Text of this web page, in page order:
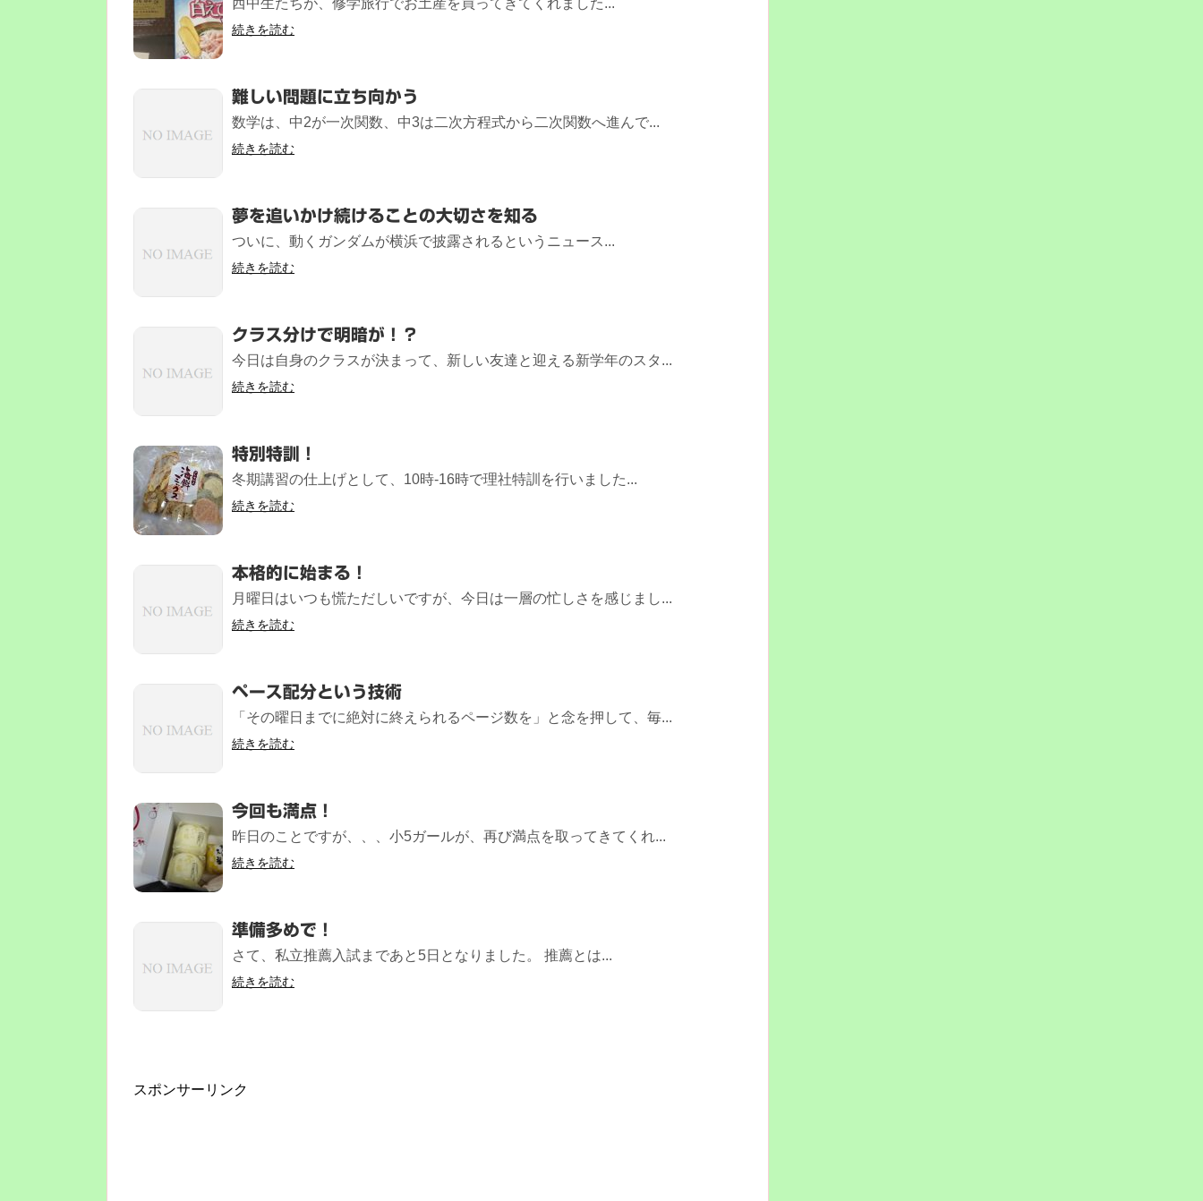
西中生たちが、修学旅行でお土産を買ってきてくれました...
続きを読む
難しい問題に立ち向かう
数学は、中2が一次関数、中3は二次方程式から二次関数へ進んで...
続きを読む
夢を追いかけ続けることの大切さを知る
ついに、動くガンダムが横浜で披露されるというニュース...
続きを読む
クラス分けで明暗が！？
今日は自身のクラスが決まって、新しい友達と迎える新学年のスタ...
続きを読む
特別特訓！
冬期講習の仕上げとして、10時-16時で理社特訓を行いました...
続きを読む
本格的に始まる！
月曜日はいつも慌ただしいですが、今日は一層の忙しさを感じまし...
続きを読む
ペース配分という技術
「その曜日までに絶対に終えられるページ数を」と念を押して、毎...
続きを読む
今回も満点！
昨日のことですが、、、小5ガールが、再び満点を取ってきてくれ...
続きを読む
準備多めで！
さて、私立推薦入試まであと5日となりました。 推薦とは...
続きを読む
スポンサーリンク